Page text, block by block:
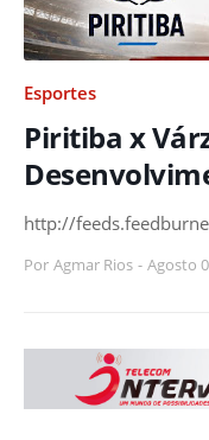
Esportes
Piritiba x
http://
Por Agmar Rios - Agosto